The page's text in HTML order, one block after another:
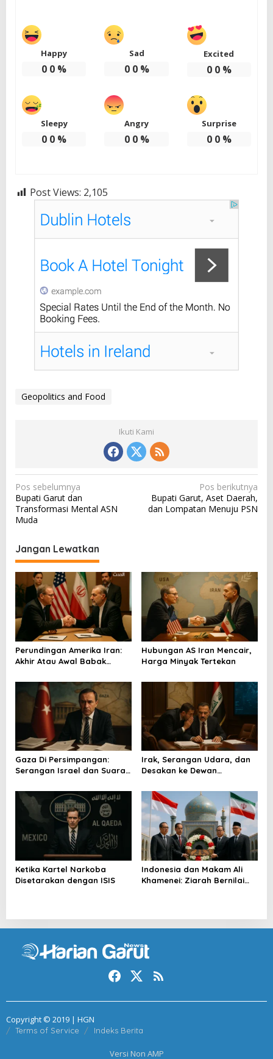
Happy
0 0 %
Sad
0 0%
Excited
0 0%
Sleepy
0 0 %
Angry
0 0%
Surprise
0 0%
Post Views: 2,105
Geopolitics and Food
Ikuti Kami
N
a
v
g
a
s
i
p
o
s
Pos sebelumnya
Bupati Garut dan
Transformasi Mental ASN
Muda
Pos berikutnya
Bupati Garut, Aset Daerah,
dan Lompatan Menuju PSN
Jangan Lewatkan
Perundingan Amerika Iran:
Akhir Atau Awal Babak
Hubungan AS Iran Mencair,
Harga Minyak Tertekan
Gaza Di Persimpangan:
Serangan Israel dan Suara
Irak, Serangan Udara, dan
Desakan ke Dewan
Ketika Kartel Narkoba
Disetarakan dengan ISIS
Indonesia dan Makam Ali
Khamenei: Ziarah Bernilai
Copyright © 2019 | HGN
Terms of Service Indeks Berita
Versi Non AMP